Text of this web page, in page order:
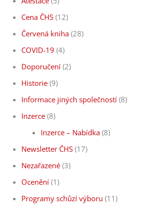
Cena ČHS (12)
Červená kniha (28)
COVID-19 (4)
Doporučení (2)
Historie (9)
Informace jiných společností (8)
Inzerce (8)
Inzerce – Nabídka(8)
Newsletter ČHS (17)
Nezařazené (3)
Ocenění (1)
Programy schůzí výboru (11)